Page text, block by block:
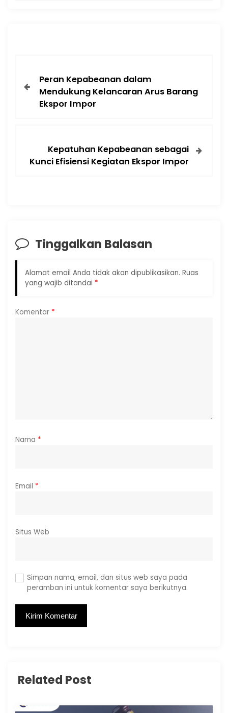
Peran Kepabeanan dalam
Mendukung Kelancaran Arus Barang
Ekspor Impor
Kepatuhan Kepabeanan sebagai
Kunci Efisiensi Kegiatan Ekspor Impor
Tinggalkan Balasan
Alamat email Anda tidak akan dipublikasikan. Ruas
yang wajib ditandai *
Komentar *
Nama *
Email *
Situs Web
Simpan nama, email, dan situs web saya pada
peramban ini untuk komentar saya berikutnya.
Related Post